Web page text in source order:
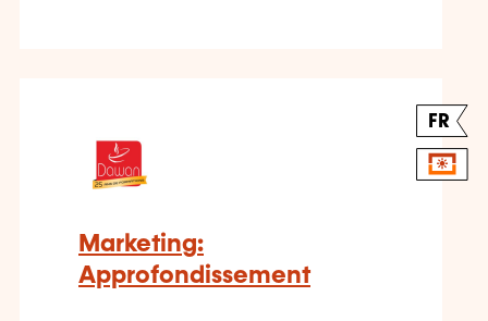
FR
Marketing:
Approfondissement